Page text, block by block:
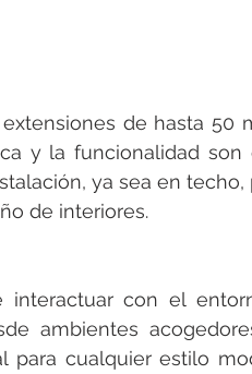
de hasta 50
y la funcionalidad son
ya sea en
de interiores.
con el
ambientes
para cualquier estilo